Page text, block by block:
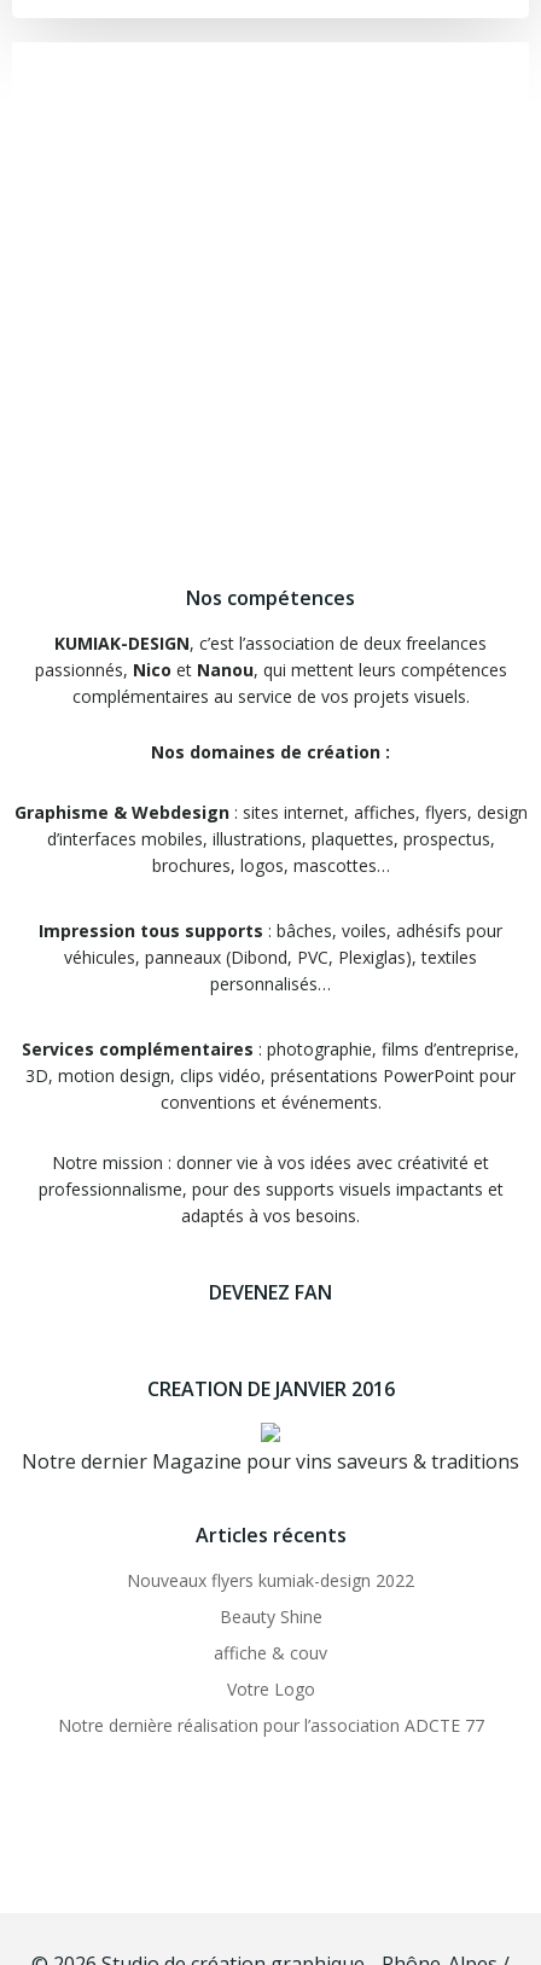
Nos compétences
KUMIAK-DESIGN, c’est l’association de deux freelances
passionnés, Nico et Nanou, qui mettent leurs compétences
complémentaires au service de vos projets visuels.
Nos domaines de création :
Graphisme & Webdesign: sites internet, affiches, flyers, design
d’interfaces mobiles, illustrations, plaquettes, prospectus,
brochures, logos, mascottes…
Impression tous supports : bâches, voiles, adhésifs pour
véhicules, panneaux (Dibond, PVC, Plexiglas), textiles
personnalisés…
Services complémentaires : photographie, films d’entreprise,
3D, motion design, clips vidéo, présentations PowerPoint pour
conventions et événements.
Notre mission : donner vie à vos idées avec créativité et
professionnalisme, pour des supports visuels impactants et
adaptés à vos besoins.
DEVENEZ FAN
CREATION DE JANVIER 2016
Notre dernier Magazine pour vins saveurs & traditions
Articles récents
Nouveaux flyers kumiak-design 2022
Beauty Shine
affiche & couv
Votre Logo
Notre dernière réalisation pour l’association ADCTE 77